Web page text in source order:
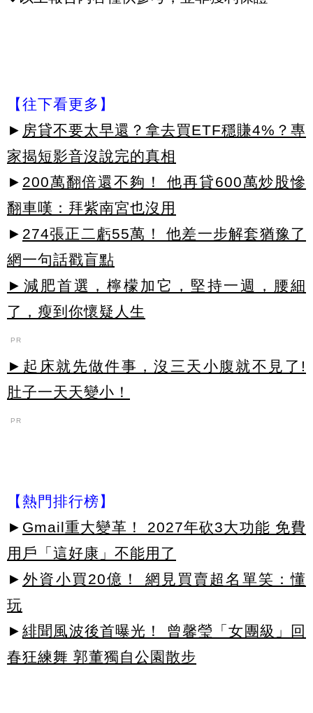
【往下看更多】
► 房貸不要太早還？拿去買ETF穩賺4%？專
家揭短影音沒說完的真相
► 200萬翻倍還不夠！ 他再貸600萬炒股慘
翻車嘆：拜紫南宮也沒用
► 274張正二虧55萬！ 他差一步解套猶豫了
網一句話戳盲點
►減肥首選，檸檬加它，堅持一週，腰細
了，瘦到你懷疑人生
PR
►起床就先做件事，沒三天小腹就不見了!
肚子一天天變小！
PR
【熱門排行榜】
► Gmail重大變革！ 2027年砍3大功能 免費
用戶「這好康」不能用了
► 外資小買20億！ 網見買賣超名單笑：懂
玩
► 緋聞風波後首曝光！ 曾馨瑩「女團級」回
春狂練舞 郭董獨自公園散步